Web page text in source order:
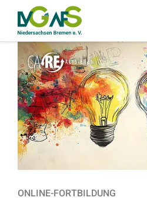
ZUM HAUPTINHALT SPRINGEN
ZUR SUCHE SPRINGEN
ONLINE-FORTBILDUNG